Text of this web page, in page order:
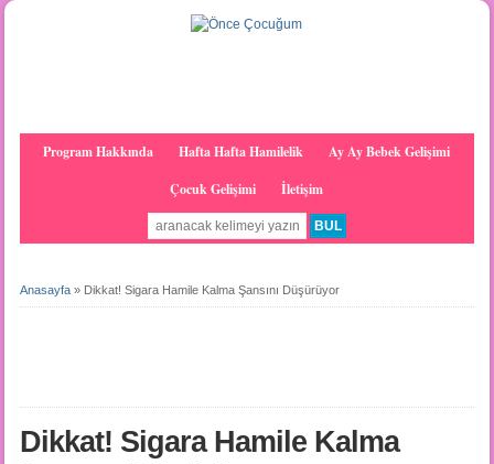
Program Hakkında Hafta Hafta Hamilelik
Ay Ay Bebek Gelişimi
Çocuk Gelişimi
İletişim
Anasayfa» Dikkat! Sigara Hamile Kalma Şansını Düşürüyor
Dikkat! Sigara Hamile Kalma